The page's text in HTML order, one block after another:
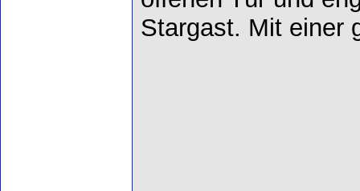
Stargast. Mit einer